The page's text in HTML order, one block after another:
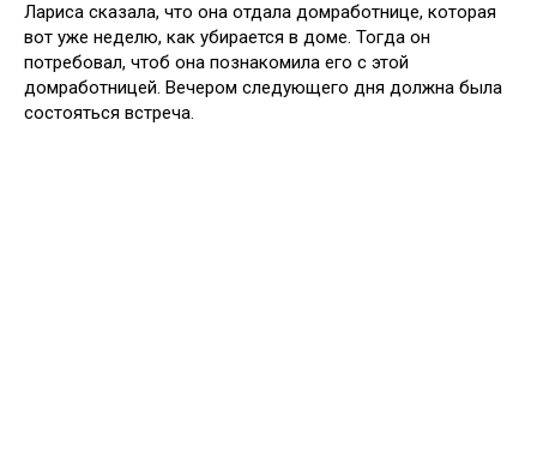
Лариса сказала, что она отдала домработнице, которая
вот уже неделю, как убирается в доме. Тогда он
потребовал, чтоб она познакомила его с этой
домработницей. Вечером следующего дня должна была
состояться встреча.